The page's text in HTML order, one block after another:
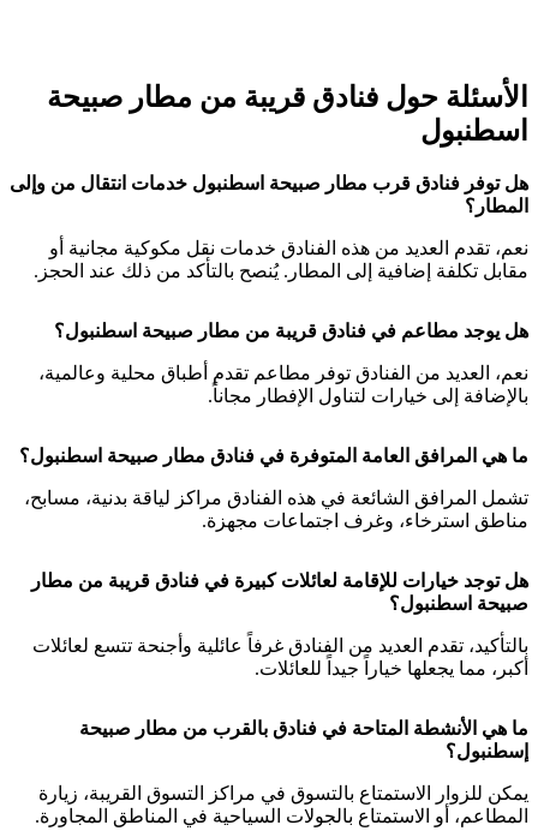
الأسئلة حول فنادق قريبة من مطار صبيحة
اسطنبول
هل توفر فنادق قرب مطار صبيحة اسطنبول خدمات انتقال من وإلى
المطار؟
نعم، تقدم العديد من هذه الفنادق خدمات نقل مكوكية مجانية أو
مقابل تكلفة إضافية إلى المطار. يُنصح بالتأكد من ذلك عند الحجز.
هل يوجد مطاعم في فنادق قريبة من مطار صبيحة اسطنبول؟
نعم، العديد من الفنادق توفر مطاعم تقدم أطباق محلية وعالمية،
بالإضافة إلى خيارات لتناول الإفطار مجاناً.
ما هي المرافق العامة المتوفرة في فنادق مطار صبيحة اسطنبول؟
تشمل المرافق الشائعة في هذه الفنادق مراكز لياقة بدنية، مسابح،
مناطق استرخاء، وغرف اجتماعات مجهزة.
هل توجد خيارات للإقامة لعائلات كبيرة في فنادق قريبة من مطار
صبيحة اسطنبول؟
بالتأكيد، تقدم العديد من الفنادق غرفاً عائلية وأجنحة تتسع لعائلات
أكبر، مما يجعلها خياراً جيداً للعائلات.
ما هي الأنشطة المتاحة في فنادق بالقرب من مطار صبيحة
إسطنبول؟
يمكن للزوار الاستمتاع بالتسوق في مراكز التسوق القريبة، زيارة
المطاعم، أو الاستمتاع بالجولات السياحية في المناطق المجاورة.